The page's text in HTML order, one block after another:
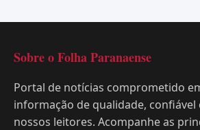
Sobre o Folha Paranaense
Portal de notícias comprometido
informação de qualidade, confiável
nossos leitores. Acompanhe as